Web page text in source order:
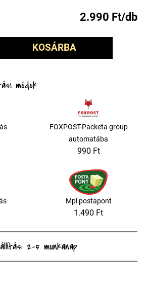
2.990 Ft/db
KOSÁRBA
módok
FOXPOST-Packeta group
automatába
990 Ft
Mpl postapont
1.490 Ft
2-5 munkanap